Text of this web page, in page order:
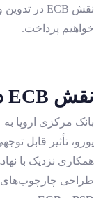
نقش ECB در تدوین و نظارت بر مقررات پرداخت و ارتباط آن با PSD
خواهیم پرداخت.
نقش ECB در تدوین مقررات پرداخت
بانک مرکزی اروپا
یورو، تأثیر قابل
همکاری نزدیک با
طراحی چارچوب‌های